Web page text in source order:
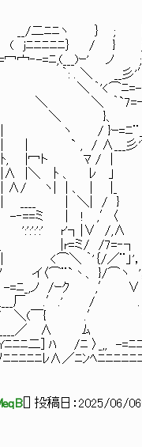
｝ ;
/ }
ｰ' ノ ;
__彡
'<⌒ﾆ=-
`7=‐---
_,，
}ｰ=ﾆ¨_
∧___彡
ﾏ / |
、 ﾚ 」
| | 、 | |_
| ＼| / }
じゃあせめて
r'┐|∨ /,∧
はまだ秀吉の
｛/／¨」'，
丶、 }/⌒ヽ '
ノ /ｰｸ ,′ ∨ '
厂 .′.' / .
(￣{ .′ '.
／ ∧ ﾑ
ﾊ /ﾆ 〉_,, -=ﾆﾆ
ﾚ∧／ﾆﾝﾍﾆﾆﾆﾆ
] 投稿日： 2025/06/